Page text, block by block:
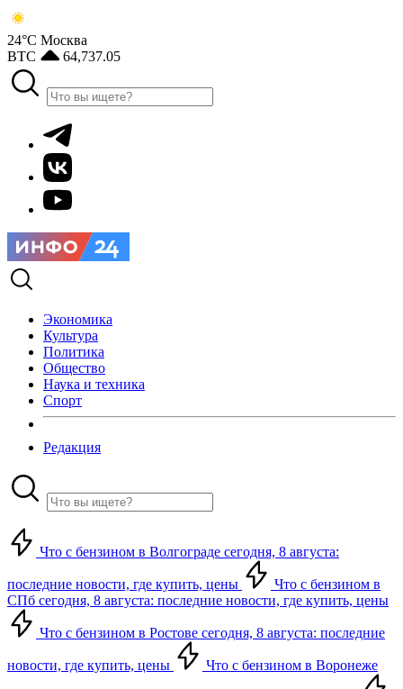
24°С Москва
BTC
64,737.05
Экономика
Культура
Политика
Общество
Наука и техника
Спорт
Редакция
Что с бензином в Волгограде сегодня, 8 августа:
последние новости, где купить, цены
Что с бензином в
СПб сегодня, 8 августа: последние новости, где купить, цены
Что с бензином в Ростове сегодня, 8 августа: последние
новости, где купить, цены Что с бензином в Воронеже